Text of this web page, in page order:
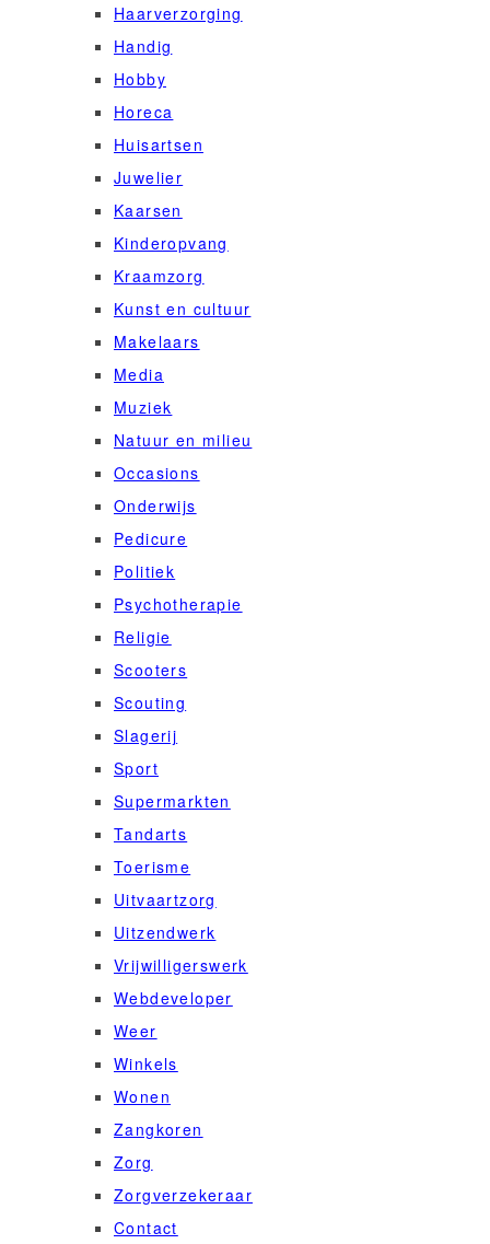
Haarverzorging
Handig
Hobby
Horeca
Huisartsen
Juwelier
Kaarsen
Kinderopvang
Kraamzorg
Kunst en cultuur
Makelaars
Media
Muziek
Natuur en milieu
Occasions
Onderwijs
Pedicure
Politiek
Psychotherapie
Religie
Scooters
Scouting
Slagerij
Sport
Supermarkten
Tandarts
Toerisme
Uitvaartzorg
Uitzendwerk
Vrijwilligerswerk
Webdeveloper
Weer
Winkels
Wonen
Zangkoren
Zorg
Zorgverzekeraar
Contact